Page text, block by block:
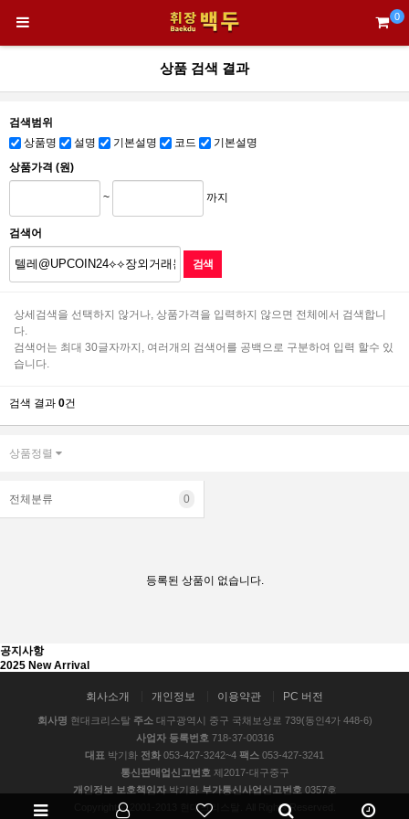
0
상품 검색 결과
검색범위
상품명
설명 기본설명 코드
기본설명
상품가격 (원)
~ 까지
검색어
상세검색을 선택하지 않거나, 상품가격을 입력하지 않으면 전체에서 검색합니
다.
검색어는 최대 30글자까지, 여러개의 검색어를 공백으로 구분하여 입력 할수 있
습니다.
검색 결과 0건
상품정렬
전체분류 0
등록된 상품이 없습니다.
공지사항
2025 New Arrival
회사소개 개인정보 이용약관 PC 버전
회사명 현대크리스탈 주소대구광역시 중구 국채보상로 739(동인4가 448-6)
사업자 등록번호 718-37-00316
대표 박기화 전화 053-427-3242~4 팩스 053-427-3241
통신판매업신고번호 제2017-대구중구
개인정보 보호책임자박기화 부가통신사업신고번호 0357호
Copyright © 2001-2013 현대크리스탈. All Rights Reserved.